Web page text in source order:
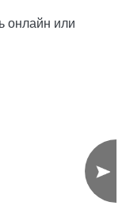
онлайн или